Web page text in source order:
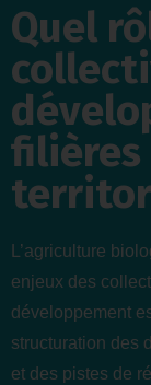
Quel
filières
L’agriculture
enjeux des
développement
structuration des
et des pistes de